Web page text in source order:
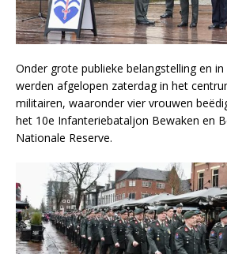
Onder grote publieke belangstelling en
werden afgelopen zaterdag in het
militairen, waaronder vier vrouwen
het 10e Infanteriebataljon Bewaken en
Nationale Reserve.